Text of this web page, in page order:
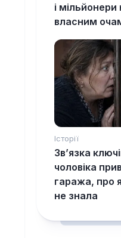
і мільйонери
власним
Історії
Зв’язка
чоловіка
гаража, про
не знала